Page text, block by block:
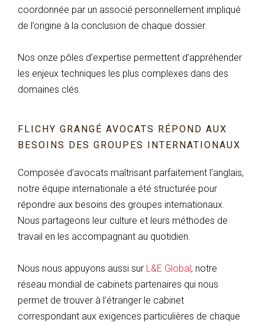
coordonnée par un associé personnellement impliqué
de l’origine à la conclusion de chaque dossier.
Nos onze pôles d’expertise permettent d’appréhender
les enjeux techniques les plus complexes dans des
domaines clés.
FLICHY GRANGÉ AVOCATS RÉPOND AUX
BESOINS DES GROUPES INTERNATIONAUX
Composée d’avocats maîtrisant parfaitement l’anglais,
notre équipe internationale a été structurée pour
répondre aux besoins des groupes internationaux.
Nous partageons leur culture et leurs méthodes de
travail en les accompagnant au quotidien.
Nous nous appuyons aussi sur L&E Global, notre
réseau mondial de cabinets partenaires qui nous
permet de trouver à l’étranger le cabinet
correspondant aux exigences particulières de chaque